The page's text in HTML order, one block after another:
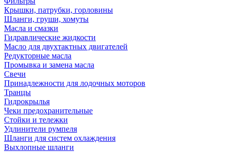
Крышки, патрубки, горловины
Шланги, груши, хомуты
Масла и смазки
Гидравлические жидкости
Масло для двухтактных двигателей
Редукторные масла
Промывка и замена масла
Свечи
Принадлежности для лодочных моторов
Транцы
Гидрокрылья
Чеки предохранительные
Стойки и тележки
Удлинители румпеля
Шланги для систем охлаждения
Выхлопные шланги